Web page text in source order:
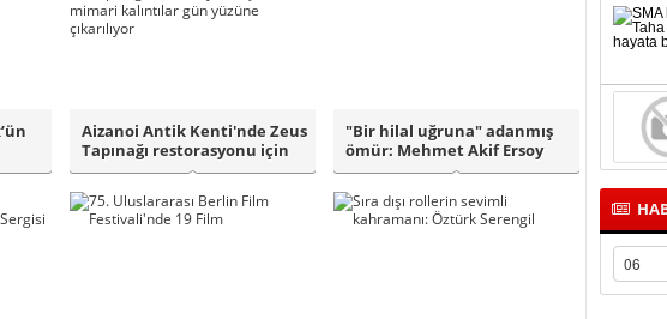
Aizanoi Antik Kenti'nde Zeus
Tapınağı restorasyonu için
mima..
"Bir hilal uğruna" adanmış
ömür: Mehmet Akif Ersoy